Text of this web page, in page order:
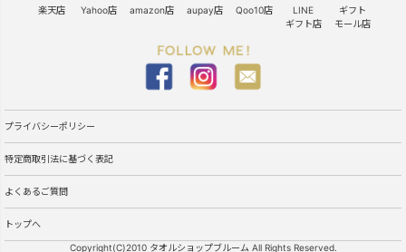
楽天店 Yahoo店 amazon店 aupay店 Qoo10店
LINE
ギフト店
ギフト
モール店
プライバシーポリシー
特定商取引法に基づく表記
よくあるご質問
トップへ
Copyright(C)2010 タオルショップブルーム All Rights Reserved.